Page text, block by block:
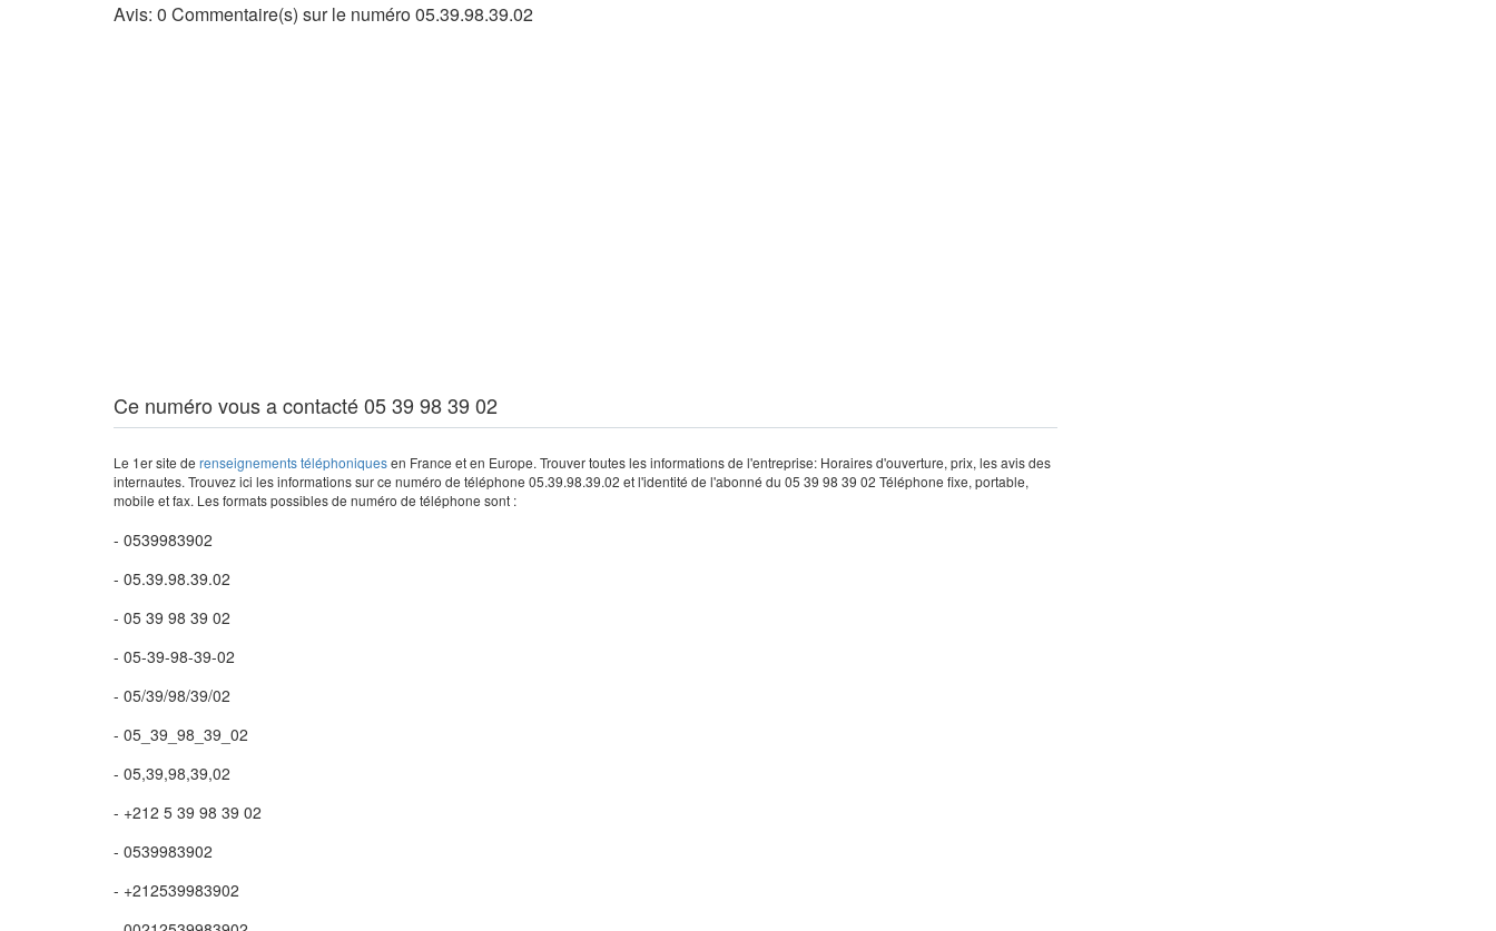
Avis: 0 Commentaire(s) sur le numéro 05.39.98.39.02
Ce numéro vous a contacté 05 39 98 39 02
Le 1er site de renseignements téléphoniquesen France et en Europe. Trouver toutes les informations de l'entreprise: Horaires d'ouverture, prix, les avis des
internautes. Trouvez ici les informations sur ce numéro de téléphone 05.39.98.39.02 et l'identité de l'abonné du 05 39 98 39 02 Téléphone fixe, portable,
mobile et fax. Les formats possibles de numéro de téléphone sont :
- 0539983902
- 05.39.98.39.02
- 05 39 98 39 02
- 05-39-98-39-02
- 05/39/98/39/02
- 05_39_98_39_02
- 05,39,98,39,02
- +212 5 39 98 39 02
- 0539983902
- +212539983902